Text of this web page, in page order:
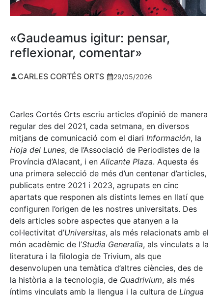
«Gaudeamus igitur: pensar,
reflexionar, comentar»
CARLES CORTÉS ORTS 29/05/2026
Carles Cortés Orts escriu articles d’opinió de manera
regular des del 2021, cada setmana, en diversos
mitjans de comunicació com el diari Información, la
Hoja del Lunes, de l’Associació de Periodistes de la
Província d’Alacant, i en Alicante Plaza. Aquesta és
una primera selecció de més d’un centenar d’articles,
publicats entre 2021 i 2023, agrupats en cinc
apartats que responen als distints lemes en llatí que
configuren l’origen de les nostres universitats. Des
dels articles sobre aspectes que atanyen a la
col·lectivitat d’Universitas, als més relacionats amb el
món acadèmic de l’Studia Generalia, als vinculats a la
literatura i la filologia de Trivium, als que
desenvolupen una temàtica d’altres ciències, des de
la història a la tecnologia, de Quadrivium, als més
íntims vinculats amb la llengua i la cultura de Lingua